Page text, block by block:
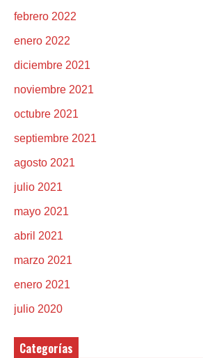
febrero 2022
enero 2022
diciembre 2021
noviembre 2021
octubre 2021
septiembre 2021
agosto 2021
julio 2021
mayo 2021
abril 2021
marzo 2021
enero 2021
julio 2020
Categorías